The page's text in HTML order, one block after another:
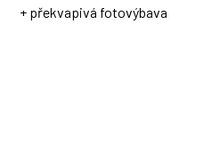
+ překvapivá fotovýbava